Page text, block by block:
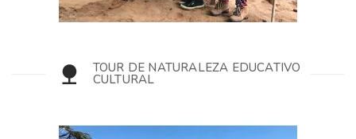
TOUR DE NATURALEZA EDUCATIVO
CULTURAL